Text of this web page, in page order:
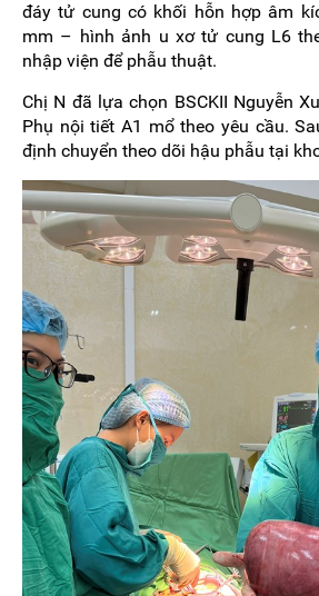
đáy tử cung có khối hỗn hợp âm
mm – hình ảnh u xơ tử cung L6
nhập viện để phẫu thuật.
Chị N đã lựa chọn BSCKII Nguyễn
Phụ nội tiết A1 mổ theo yêu cầu.
định chuyển theo dõi hậu phẫu tại